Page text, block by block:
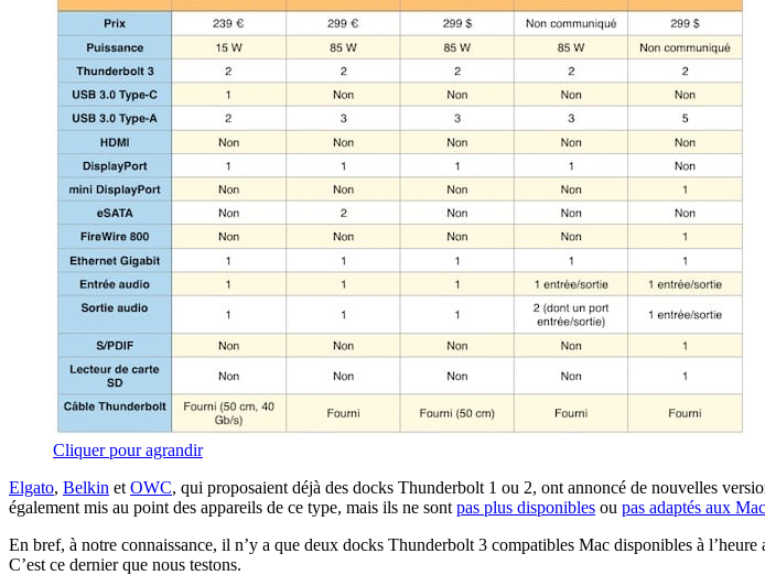
Cliquer pour agrandir
Elgato, Belkin et OWC, qui proposaient déjà des docks Thunderbolt 1 ou 2, ont annoncé de nouvelles
également mis au point des appareils de ce type, mais ils ne sont pas plus disponibles ou pas adaptés aux Mac
En bref, à notre connaissance, il n’y a que deux docks Thunderbolt 3 compatibles Mac disponibles à
C’est ce dernier que nous testons.